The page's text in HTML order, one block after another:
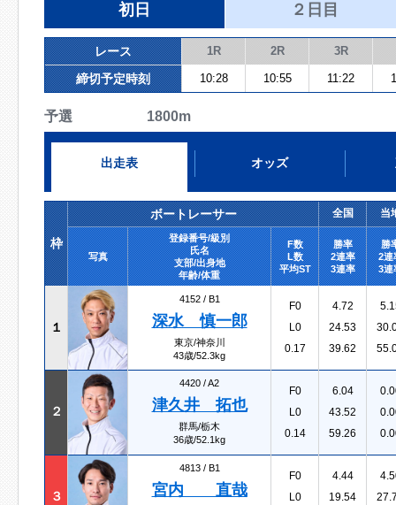
初日 ２日目
レース 1R 2R 3R
締切予定時刻 10:28 10:55 11:22
予選 1800m
出走表 オッズ
枠
ボートレーサー 全国 当
写真
登録番号/級別
氏名
支部/出身地
年齢/体重
F数
L数
平均ST
勝率
2連率
3連率
勝
2連
3連
１
4152 / B1
深水 慎一郎
東京/神奈川
43歳/52.3kg
F0
L0
0.17
4.72
24.53
39.62
２
4420 /A2
津久井 拓也
群馬/栃木
36歳/52.1kg
F0
L0
0.14
6.04
43.52
59.26
３
4813 / B1
宮内 直哉
F0
L0
4.44
19.54